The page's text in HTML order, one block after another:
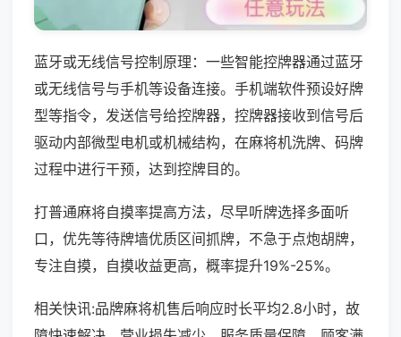
蓝牙或无线信号控制原理：一些智能控牌器通过蓝牙
或无线信号与手机等设备连接。手机端软件预设好牌
型等指令，发送信号给控牌器，控牌器接收到信号后
驱动内部微型电机或机械结构，在麻将机洗牌、码牌
过程中进行干预，达到控牌目的。
打普通麻将自摸率提高方法，尽早听牌选择多面听
口，优先等待牌墙优质区间抓牌，不急于点炮胡牌，
专注自摸，自摸收益更高，概率提升19%-25%。
相关快讯:品牌麻将机售后响应时长平均2.8小时，故